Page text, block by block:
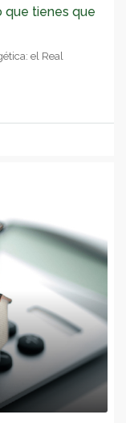
que tienes que
el Real